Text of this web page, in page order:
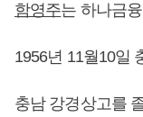
함영주는 하나금
1956년 11월10일
충남 강경상고를